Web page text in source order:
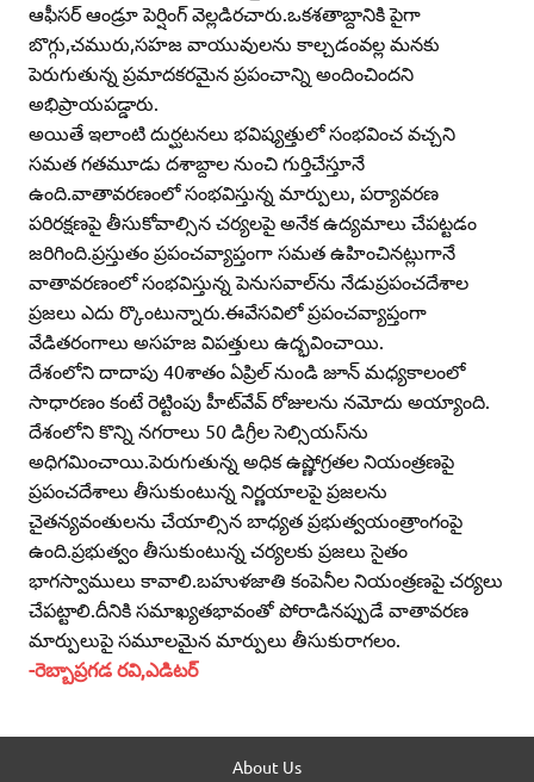
ఆఫీసర్‌ ఆండ్రూ పెర్షింగ్‌ వెల్లడిరచారు.ఒకశతాబ్దానికి పైగా
బొగ్గు,చమురు,సహజ వాయువులను కాల్చడంవల్ల మనకు
పెరుగుతున్న ప్రమాదకరమైన ప్రపంచాన్ని అందించిందని
అభిప్రాయపడ్డారు.
అయితే ఇలాంటి దుర్ఘటనలు భవిష్యత్తులో సంభవించ వచ్చని
సమత గతమూడు దశాబ్దాల నుంచి గుర్తిచేస్తూనే
ఉంది.వాతావరణంలో సంభవిస్తున్న మార్పులు, పర్యావరణ
పరిరక్షణపై తీసుకోవాల్సిన చర్యలపై అనేక ఉద్యమాలు చేపట్టడం
జరిగింది.ప్రస్తుతం ప్రపంచవ్యాప్తంగా సమత ఉహించినట్లుగానే
వాతావరణంలో సంభవిస్తున్న పెనుసవాల్‌ను నేడుప్రపంచదేశాల
ప్రజలు ఎదు ర్కొంటున్నారు.ఈవేసవిలో ప్రపంచవ్యాప్తంగా
వేడితరంగాలు అసహజ విపత్తులు ఉద్భవించాయి.
దేశంలోని దాదాపు 40శాతం ఏప్రిల్‌ నుండి జూన్‌ మధ్యకాలంలో
సాధారణం కంటే రెట్టింపు హీట్‌వేవ్‌ రోజులను నమోదు అయ్యాంది.
దేశంలోని కొన్ని నగరాలు 50 డిగ్రీల సెల్సియస్‌ను
అధిగమించాయి.పెరుగుతున్న అధిక ఉష్ణోగ్రతల నియంత్రణపై
ప్రపంచదేశాలు తీసుకుంటున్న నిర్ణయాలపై ప్రజలను
చైతన్యవంతులను చేయాల్సిన బాధ్యత ప్రభుత్వయంత్రాంగంపై
ఉంది.ప్రభుత్వం తీసుకుంటున్న చర్యలకు ప్రజలు సైతం
భాగస్వాములు కావాలి.బహుళజాతి కంపెనీల నియంత్రణపై చర్యలు
చేపట్టాలి.దీనికి సమాఖ్యతభావంతో పోరాడినప్పుడే వాతావరణ
మార్పులుపై సమూలమైన మార్పులు తీసుకురాగలం.
-రెబ్బాప్రగడ రవి,ఎడిటర్
About Us